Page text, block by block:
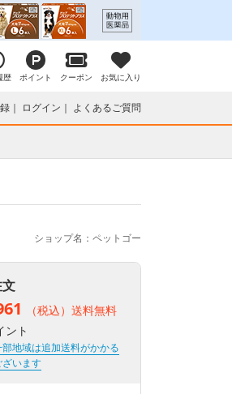
歴 ポイント クーポン お気に入り
ログイン よくあるご質問
ショップ名：ペットゴー
（税込）送料無料
ント
地域は追加送料がかかる
います